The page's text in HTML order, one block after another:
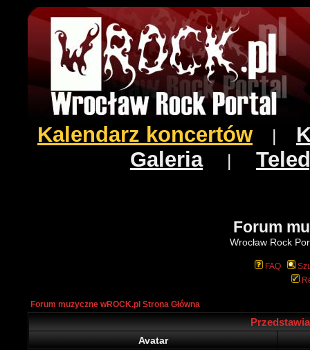
Kalendarz koncertów
Galeria|
Forum
Wrocław Rock
FAQ
Forum muzyczne wROCK.pl Strona Główna
Avatar